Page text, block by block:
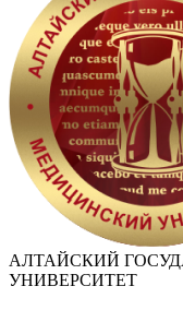
АЛТАЙСКИЙ
УНИВЕРСИТЕТ